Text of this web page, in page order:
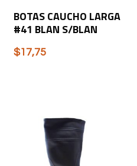
BOTAS CAUCHO LARGA
#41 BLAN S/BLAN
$17,75